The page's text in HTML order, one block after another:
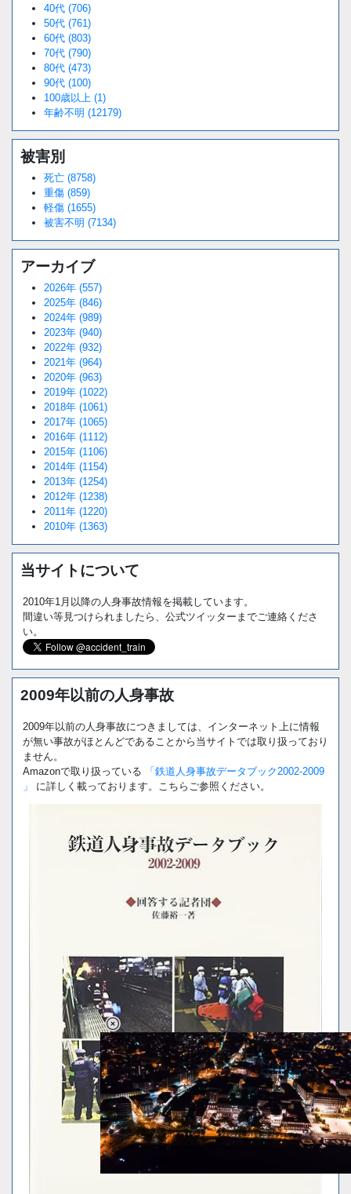
Loaded:
40代 (706)
50代 (761)
60代 (803)
70代 (790)
80代 (473)
90代 (100)
100歳以上 (1)
年齢不明 (12179)
被害別
死亡 (8758)
重傷 (859)
軽傷 (1655)
被害不明 (7134)
アーカイブ
2026年 (557)
2025年 (846)
2024年 (989)
2023年 (940)
2022年 (932)
2021年 (964)
2020年 (963)
2019年 (1022)
2018年 (1061)
2017年 (1065)
2016年 (1112)
2015年 (1106)
2014年 (1154)
2013年 (1254)
2012年 (1238)
2011年 (1220)
2010年 (1363)
当サイトについて
2010年1月以降の人身事故情報を掲載しています。
間違い等見つけられましたら、公式ツイッターまでご連絡くださ
い。
2009年以前の人身事故
2009年以前の人身事故につきましては、インターネット上に情報
が無い事故がほとんどであることから当サイトでは取り扱っており
ません。
Amazonで取り扱っている
「鉄道人身事故データブック2002-2009
」
に詳しく載っております。こちらご参照ください。